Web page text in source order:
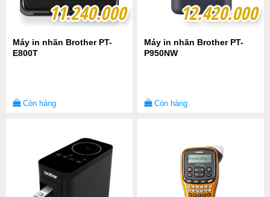
11.240.000
11.240.000
Máy in nhãn Brother PT-
E800T
Còn hàng
12.420.000
12.420.000
Máy in nhãn Brother PT-
P950NW
Còn hàng